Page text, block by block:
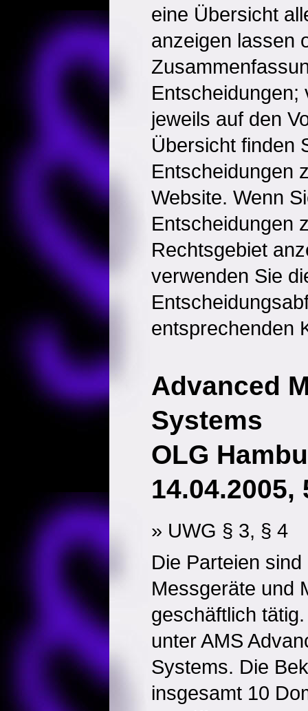
eine Übersicht
anzeigen lassen
Entscheidungen;
jeweils auf den
Übersicht finden
Entscheidungen
Website. Wenn
Entscheidungen
Rechtsgebiet
verwenden Sie
entsprechenden
Advanced
Systems
OLG
14.04.2005,
» UWG § 3, § 4
Die Parteien
Messgeräte und
geschäftlich
unter AMS
Systems. Die
insgesamt 10